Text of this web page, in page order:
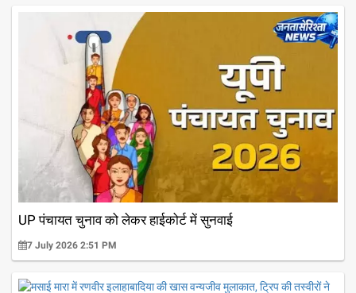
UP पंचायत चुनाव को लेकर हाईकोर्ट में सुनवाई
7 July 2026 2:51 PM